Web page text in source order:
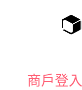
商戶登入